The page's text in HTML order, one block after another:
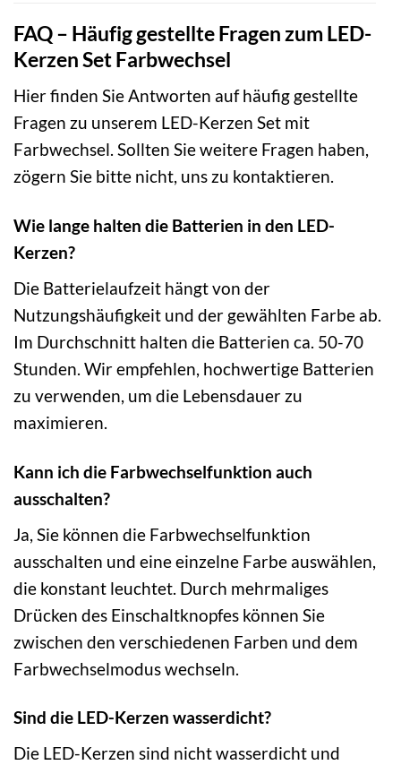
FAQ – Häufig gestellte Fragen zum LED-
Kerzen Set Farbwechsel
Hier finden Sie Antworten auf häufig gestellte
Fragen zu unserem LED-Kerzen Set mit
Farbwechsel. Sollten Sie weitere Fragen haben,
zögern Sie bitte nicht, uns zu kontaktieren.
Wie lange halten die Batterien in den LED-
Kerzen?
Die Batterielaufzeit hängt von der
Nutzungshäufigkeit und der gewählten Farbe ab.
Im Durchschnitt halten die Batterien ca. 50-70
Stunden. Wir empfehlen, hochwertige Batterien
zu verwenden, um die Lebensdauer zu
maximieren.
Kann ich die Farbwechselfunktion auch
ausschalten?
Ja, Sie können die Farbwechselfunktion
ausschalten und eine einzelne Farbe auswählen,
die konstant leuchtet. Durch mehrmaliges
Drücken des Einschaltknopfes können Sie
zwischen den verschiedenen Farben und dem
Farbwechselmodus wechseln.
Sind die LED-Kerzen wasserdicht?
Die LED-Kerzen sind nicht wasserdicht und